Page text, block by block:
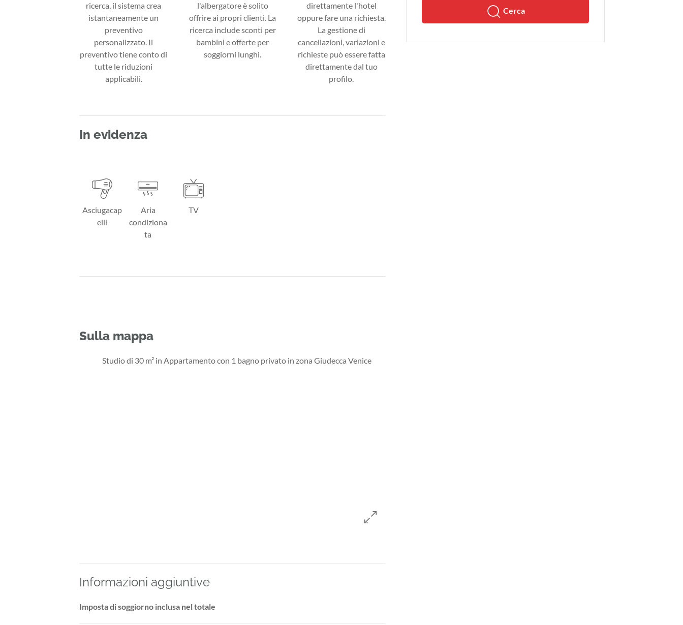
Cerca
ricerca, il sistema crea
istantaneamente un
preventivo
personalizzato. Il
preventivo tiene conto di
tutte le riduzioni
applicabili.
l'albergatore è solito
offrire ai propri clienti. La
ricerca include sconti per
bambini e offerte per
soggiorni lunghi.
direttamente l'hotel
oppure fare una richiesta.
La gestione di
cancellazioni, variazioni e
richieste può essere fatta
direttamente dal tuo
profilo.
In evidenza
Asciugacap
elli
Aria
condiziona
ta
TV
Sulla mappa
Informazioni aggiuntive
Imposta di soggiorno inclusa nel totale